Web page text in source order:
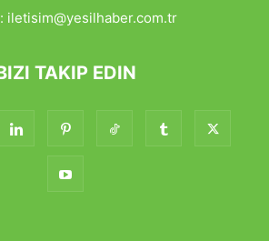
iletisim@yesilhaber.com.tr
TAKIP EDIN